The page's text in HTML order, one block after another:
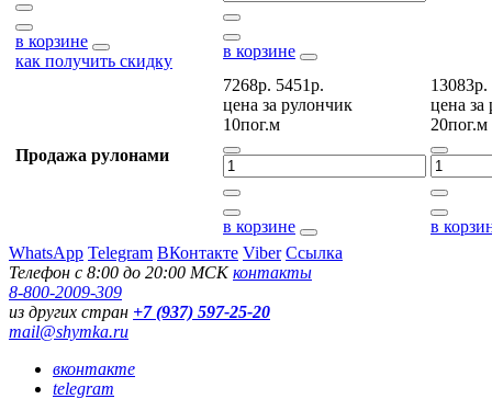
в корзине
как получить скидку
в корзине
Продажа рулонами
7268р. 5451р.
цена за рулончик
10пог.м
в корзине
13083р.
цена за
20пог.м
в
WhatsApp Telegram ВКонтакте Viber Ссылка
Телефон с 8:00 до 20:00 МСКконтакты
8-800-2009-309
из других стран +7 (937) 597-25-20
mail@shymka.ru
вконтакте
telegram